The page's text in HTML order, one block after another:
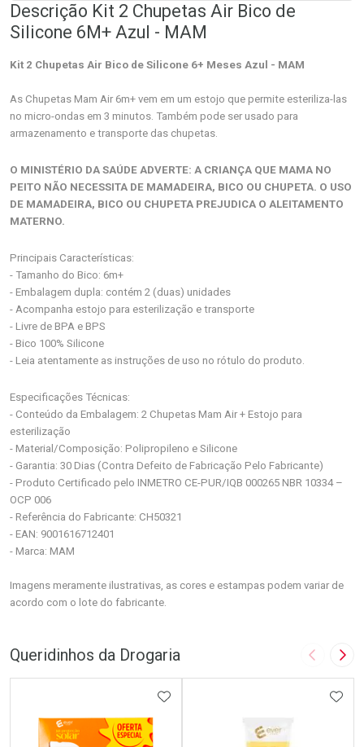
Descrição Kit 2 Chupetas Air Bico de
Silicone 6M+ Azul - MAM
Kit 2 Chupetas Air Bico de Silicone 6+ Meses Azul - MAM
As Chupetas Mam Air 6m+ vem em um estojo que permite esteriliza-las
no micro-ondas em 3 minutos. Também pode ser usado para
armazenamento e transporte das chupetas.
O MINISTÉRIO DA SAÚDE ADVERTE: A CRIANÇA QUE MAMA NO
PEITO NÃO NECESSITA DE MAMADEIRA, BICO OU CHUPETA. O USO
DE MAMADEIRA, BICO OU CHUPETA PREJUDICA O ALEITAMENTO
MATERNO.
Principais Características:
- Tamanho do Bico: 6m+
- Embalagem dupla: contém 2 (duas) unidades
- Acompanha estojo para esterilização e transporte
- Livre de BPA e BPS
- Bico 100% Silicone
- Leia atentamente as instruções de uso no rótulo do produto.
Especificações Técnicas:
- Conteúdo da Embalagem: 2 Chupetas Mam Air + Estojo para
esterilização
- Material/Composição: Polipropileno e Silicone
- Garantia: 30 Dias (Contra Defeito de Fabricação Pelo Fabricante)
- Produto Certificado pelo INMETRO CE-PUR/IQB 000265 NBR 10334 –
OCP 006
- Referência do Fabricante: CH50321
- EAN: 9001616712401
- Marca: MAM
Imagens meramente ilustrativas, as cores e estampas podem variar de
acordo com o lote do fabricante.
Queridinhos da Drogaria Imagem
ADICIONAR AOS FAVORITOS